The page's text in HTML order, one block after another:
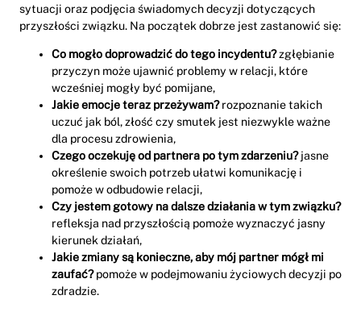
sytuacji oraz podjęcia świadomych decyzji dotyczących
przyszłości związku. Na początek dobrze jest zastanowić się:
Co mogło doprowadzić do tego incydentu?zgłębianie
przyczyn może ujawnić problemy w relacji, które
wcześniej mogły być pomijane,
Jakie emocje teraz przeżywam?rozpoznanie takich
uczuć jak ból, złość czy smutek jest niezwykle ważne
dla procesu zdrowienia,
Czego oczekuję od partnera po tym zdarzeniu?jasne
określenie swoich potrzeb ułatwi komunikację i
pomoże w odbudowie relacji,
Czy jestem gotowy na dalsze działania w tym związku?
refleksja nad przyszłością pomoże wyznaczyć jasny
kierunek działań,
Jakie zmiany są konieczne, aby mój partner mógł mi
zaufać?pomoże w podejmowaniu życiowych decyzji po
zdradzie.